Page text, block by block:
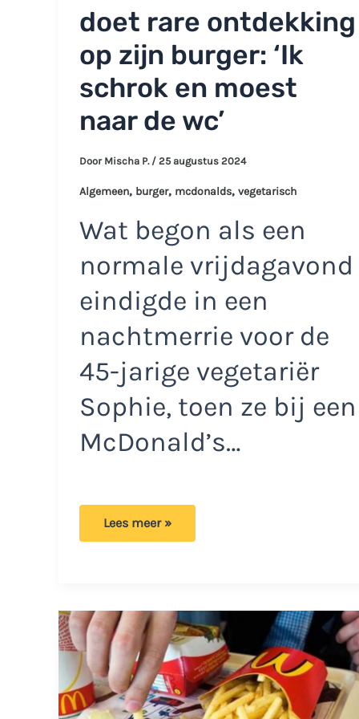
doet rare ontdekking
op zijn burger: ‘Ik
schrok en moest
naar de wc’
Door Mischa P. / 25 augustus 2024
Algemeen, burger, mcdonalds, vegetarisch
Wat begon als een
normale vrijdagavond
eindigde in een
nachtmerrie voor de
45-jarige vegetariër
Sophie, toen ze bij een
McDonald’s…
McDonald’s
burger:
‘Ik
schrok
en
moest
naar
de
wc’
Lees meer »